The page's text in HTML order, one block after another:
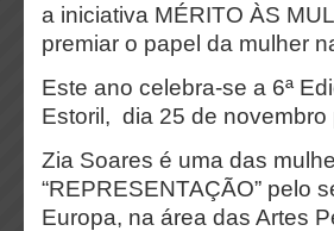
a iniciativa MÉRITO ÀS
premiar o papel da mulher
Este ano celebra-se a 6ª
Estoril, dia 25 de
Zia Soares é uma das
“REPRESENTAÇÃO” pelo
Europa, na área das Artes